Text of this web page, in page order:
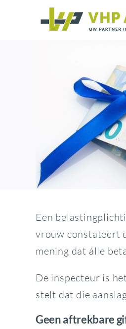
Een
vrouw constateert
mening dat álle
De inspecteur is
stelt dat die
Geen aftrekbare